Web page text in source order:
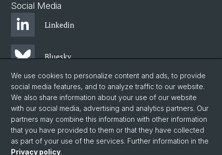
Social Media
Linkedin
Bluesky
Instagram
Facebook
We use cookies to personalize content and ads, to provide
social media features, and to analyze traffic to our website.
We also share information about your use of our website
with our social media, advertising and analytics partners. Our
partners may combine this information with other information
that you have provided to them or that they have collected
as part of your use of the services. Further information in the
Privacy policy.